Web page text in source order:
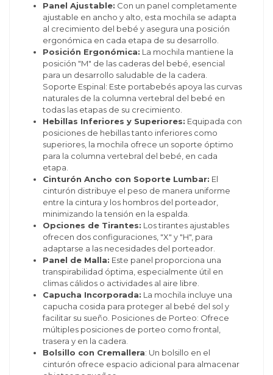
Panel Ajustable: Con un panel completamente
ajustable en ancho y alto, esta mochila se adapta
al crecimiento del bebé y asegura una posición
ergonómica en cada etapa de su desarrollo.
Posición Ergonómica: La mochila mantiene la
posición "M" de las caderas del bebé, esencial
para un desarrollo saludable de la cadera.
Soporte Espinal: Este portabebés apoya las curvas
naturales de la columna vertebral del bebé en
todas las etapas de su crecimiento.
Hebillas Inferiores y Superiores: Equipada con
posiciones de hebillas tanto inferiores como
superiores, la mochila ofrece un soporte óptimo
para la columna vertebral del bebé, en cada
etapa.
Cinturón Ancho con Soporte Lumbar: El
cinturón distribuye el peso de manera uniforme
entre la cintura y los hombros del porteador,
minimizando la tensión en la espalda.
Opciones de Tirantes: Los tirantes ajustables
ofrecen dos configuraciones, "X" y "H", para
adaptarse a las necesidades del porteador.
Panel de Malla: Este panel proporciona una
transpirabilidad óptima, especialmente útil en
climas cálidos o actividades al aire libre.
Capucha Incorporada: La mochila incluye una
capucha cosida para proteger al bebé del sol y
facilitar su sueño. Posiciones de Porteo: Ofrece
múltiples posiciones de porteo como frontal,
trasera y en la cadera.
Bolsillo con Cremallera: Un bolsillo en el
cinturón ofrece espacio adicional para almacenar